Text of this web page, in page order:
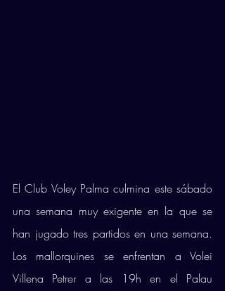
El Club Voley Palma culmina este sábado
una semana muy exigente en la que se
han jugado tres partidos en una semana.
Los mallorquines se enfrentan a Volei
Villena Petrer a las 19h en el Palau